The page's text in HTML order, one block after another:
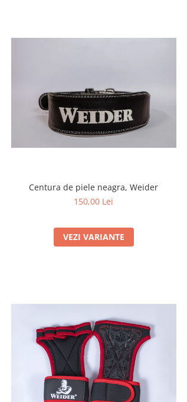
Centura de piele neagra, Weider
150,00 Lei
VEZI VARIANTE